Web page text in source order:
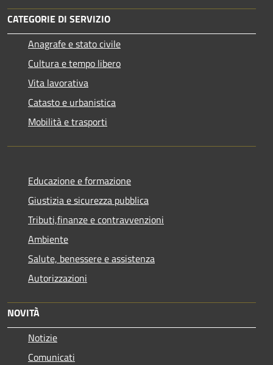
CATEGORIE DI SERVIZIO
Anagrafe e stato civile
Cultura e tempo libero
Vita lavorativa
Catasto e urbanistica
Mobilità e trasporti
Educazione e formazione
Giustizia e sicurezza pubblica
Tributi,finanze e contravvenzioni
Ambiente
Salute, benessere e assistenza
Autorizzazioni
NOVITÀ
Notizie
Comunicati